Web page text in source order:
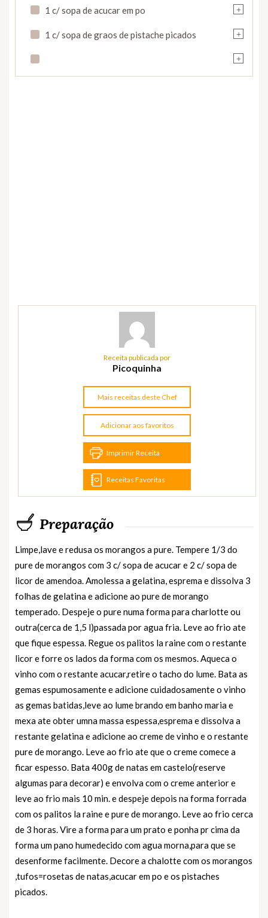
+
1 c/ sopa de acucar em po
+
1 c/ sopa de graos de pistache picados
+
Receita publicada por
Picoquinha
Mais receitas deste Chef
Adicionar aos favoritos
Imprimir Receita
Receitas Favoritas
Preparação
Limpe,lave e redusa os morangos a pure. Tempere 1/3 do
pure de morangos com 3 c/ sopa de acucar e 2 c/ sopa de
licor de amendoa. Amolessa a gelatina, esprema e dissolva 3
folhas de gelatina e adicione ao pure de morango
temperado. Despeje o pure numa forma para charlotte ou
outra(cerca de 1,5 l)passada por agua fria. Leve ao frio ate
que fique espessa. Regue os palitos la raine com o restante
licor e forre os lados da forma com os mesmos. Aqueca o
vinho com o restante acucar,retire o tacho do lume. Bata as
gemas espumosamente e adicione cuidadosamente o vinho
as gemas batidas,leve ao lume brando em banho maria e
mexa ate obter umna massa espessa,esprema e dissolva a
restante gelatina e adicione ao creme de vinho e o restante
pure de morango. Leve ao frio ate que o creme comece a
ficar espesso. Bata 400g de natas em castelo(reserve
algumas para decorar) e envolva com o creme anterior e
leve ao frio mais 10 min. e despeje depois na forma forrada
com os palitos la raine e pure de morango. Leve ao frio cerca
de 3 horas. Vire a forma para um prato e ponha pr cima da
forma um pano humedecido com agua morna,para que se
desenforme facilmente. Decore a chalotte com os morangos
,tufos=rosetas de natas,acucar em po e os pistaches
picados.